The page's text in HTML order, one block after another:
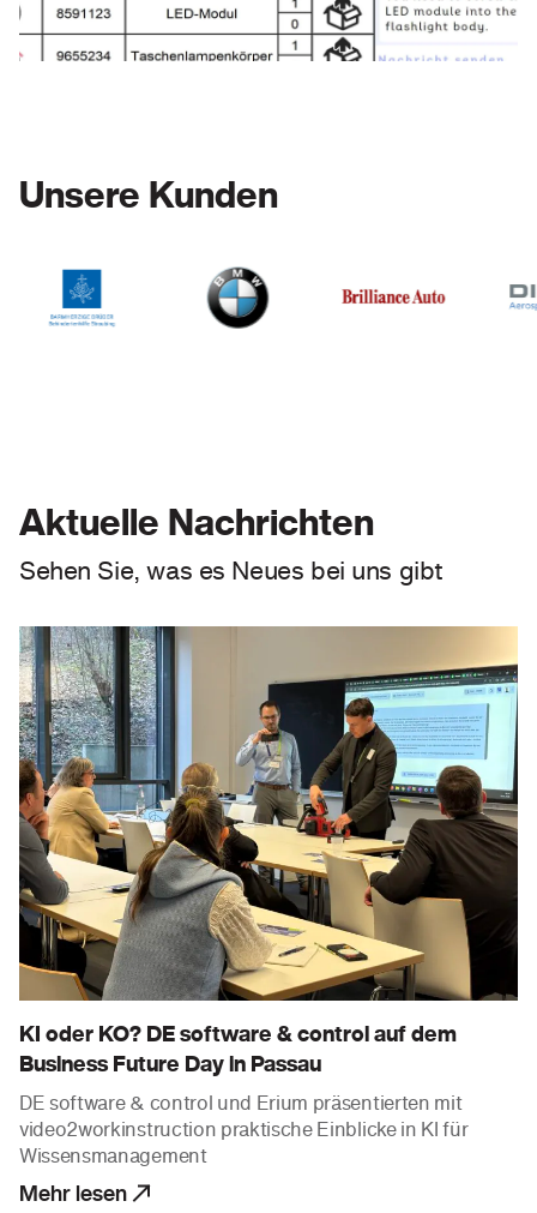
Unsere Kunden
Aktuelle Nachrichten
Sehen Sie, was es Neues bei uns gibt
KI oder KO? DE software & control auf dem
Business Future Day in Passau
DE software & control und Erium präsentierten mit
video2workinstruction praktische Einblicke in KI für
Wissensmanagement
Mehr lesen